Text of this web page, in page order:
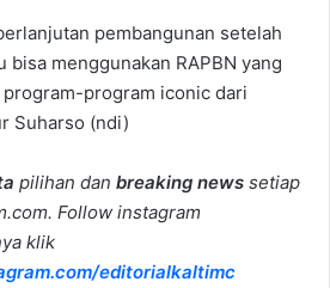
pembangunan setelah
menggunakan RAPBN yang
program iconic dari
Suharso (ndi)
pilihan dan breaking news setiap
Follow instagram
klik
editorialkaltimc